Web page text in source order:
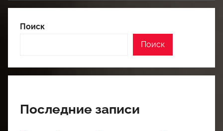
Поиск
Поиск
Последние записи